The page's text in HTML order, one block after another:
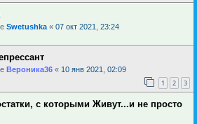
Swetushka « 07 окт 2021, 23:24
Вероника36 « 10 янв 2021, 02:09
1 2 3
с которыми Живут...и не просто